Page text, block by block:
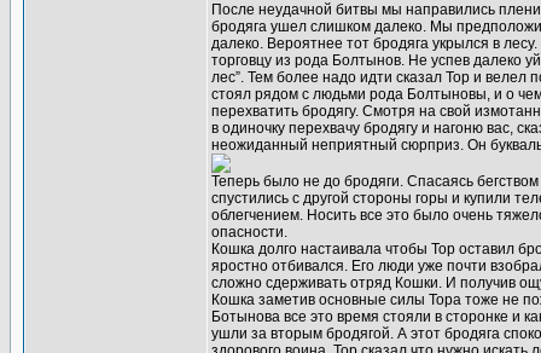
После неудачной битвы мы направились
бродяга ушел слишком далеко. Мы
далеко. Вероятнее тот бродяга укрылся в
торговцу из рода Болтынов. Не успев далеко
лес”. Тем более надо идти сказал Тор и велел
стоял рядом с людьми рода Болтыновы, и о
перехватить бродягу. Смотря на свой
в одиночку перехвачу бродягу и нагоню вас,
неожиданный неприятный сюрприз. Он
Теперь было не до бродяги. Спасаясь
спустились с другой стороны горы и купили
облегчением. Носить все это было очень
опасности.
Кошка долго настаивала чтобы Тор оставил
яростно отбивался. Его люди уже почти
сложно сдерживать отряд Кошки. И получив
Кошка заметив основные силы Тора тоже не
Ботынова все это время стояли в сторонке и
ушли за вторым бродягой. А этот бродяга